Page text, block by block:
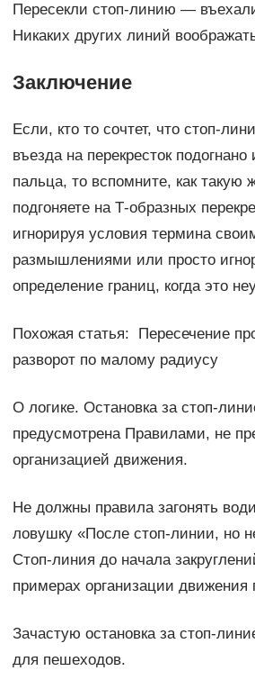
Пересекли стоп-линию —
Никаких других линий
Заключение
Если, кто то сочтет, что стоп-
въезда на перекресток
пальца, то вспомните, как такую
подгоняете на Т-образных
игнорируя условия термина
размышлениями или просто
определение границ, когда это
Похожая статья: Пересечение
разворот по малому радиусу
О логике. Остановка за стоп-
предусмотрена Правилами, не
организацией движения.
Не должны правила загонять
ловушку «После стоп-линии, но
Стоп-линия до начала
примерах организации движения
Зачастую остановка за стоп-
для пешеходов.